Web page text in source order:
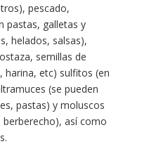
pescado,
pastas, galletas y
helados, salsas),
semillas de
harina, etc) sulfitos (en
(se pueden
pastas) y moluscos
así como